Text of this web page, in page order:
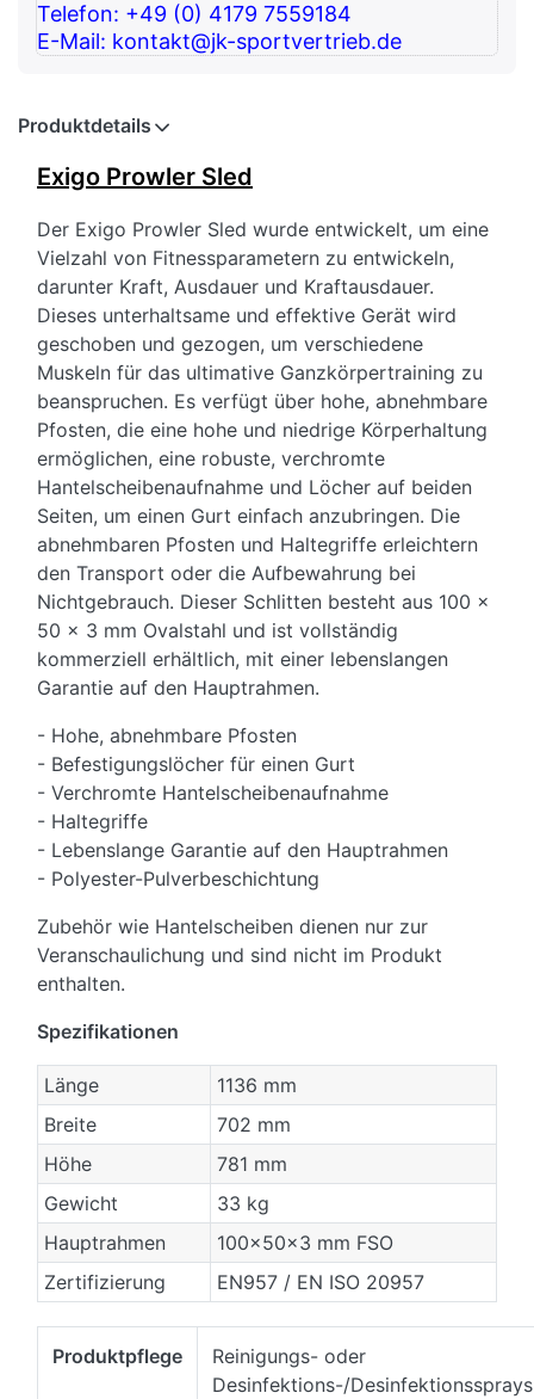
Telefon: +49 (0) 4179 7559184
E-Mail: kontakt@jk-sportvertrieb.de
Produktdetails
Exigo Prowler Sled
Der Exigo Prowler Sled wurde entwickelt, um eine
Vielzahl von Fitnessparametern zu entwickeln,
darunter Kraft, Ausdauer und Kraftausdauer.
Dieses unterhaltsame und effektive Gerät wird
geschoben und gezogen, um verschiedene
Muskeln für das ultimative Ganzkörpertraining zu
beanspruchen. Es verfügt über hohe, abnehmbare
Pfosten, die eine hohe und niedrige Körperhaltung
ermöglichen, eine robuste, verchromte
Hantelscheibenaufnahme und Löcher auf beiden
Seiten, um einen Gurt einfach anzubringen. Die
abnehmbaren Pfosten und Haltegriffe erleichtern
den Transport oder die Aufbewahrung bei
Nichtgebrauch. Dieser Schlitten besteht aus 100 x
50 x 3 mm Ovalstahl und ist vollständig
kommerziell erhältlich, mit einer lebenslangen
Garantie auf den Hauptrahmen.
- Hohe, abnehmbare Pfosten
- Befestigungslöcher für einen Gurt
- Verchromte Hantelscheibenaufnahme
- Haltegriffe
- Lebenslange Garantie auf den Hauptrahmen
- Polyester-Pulverbeschichtung
Zubehör wie Hantelscheiben dienen nur zur
Veranschaulichung und sind nicht im Produkt
enthalten.
Spezifikationen
Länge
1136 mm
Breite
702 mm
Höhe
781 mm
Gewicht
33 kg
Hauptrahmen
100x50x3 mm FSO
Zertifizierung
EN957 / EN ISO 20957
Produktpflege
Reinigungs- oder
Desinfektions-/